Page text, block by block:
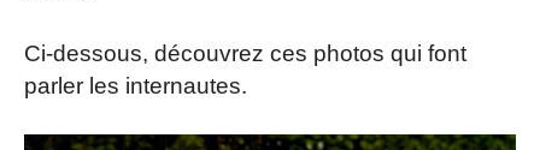
Ci-dessous, découvrez ces photos qui font
parler les internautes.